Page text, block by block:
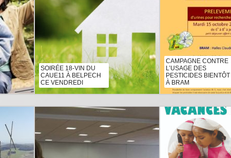
SOIRÉE 18-VIN DU
CAUE11 À BELPECH
CE VENDREDI
CAMPAGNE CONTRE
L’USAGE DES
PESTICIDES BIENTÔT
À BRAM